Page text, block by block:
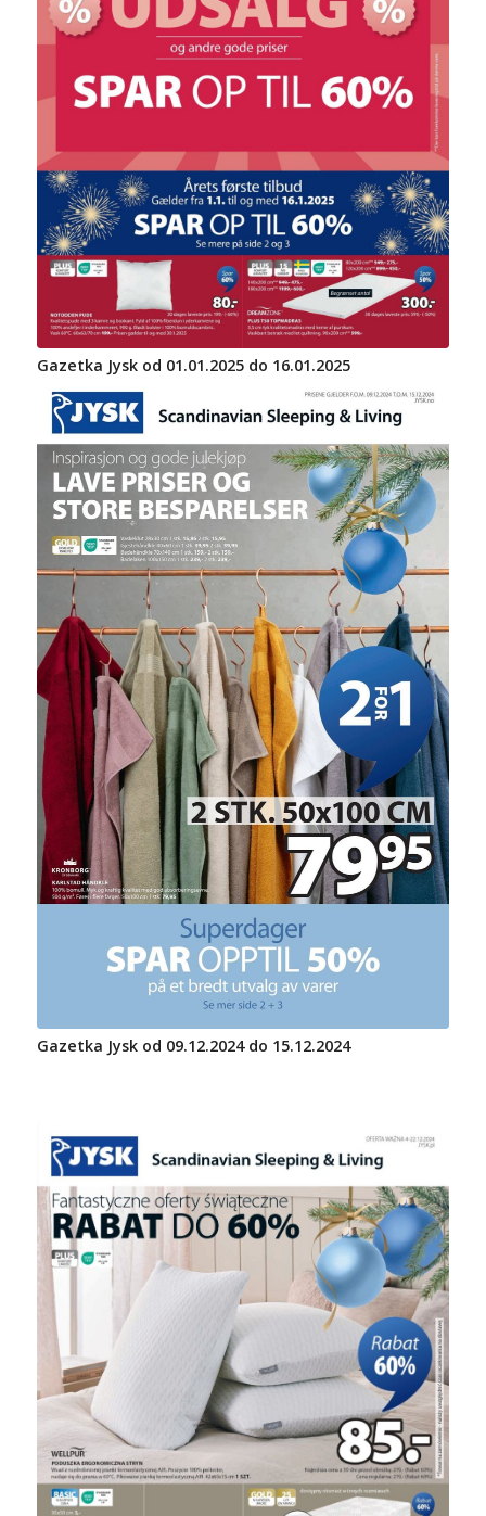
Gazetka Jysk od 01.01.2025 do 16.01.2025
Gazetka Jysk od 09.12.2024 do 15.12.2024